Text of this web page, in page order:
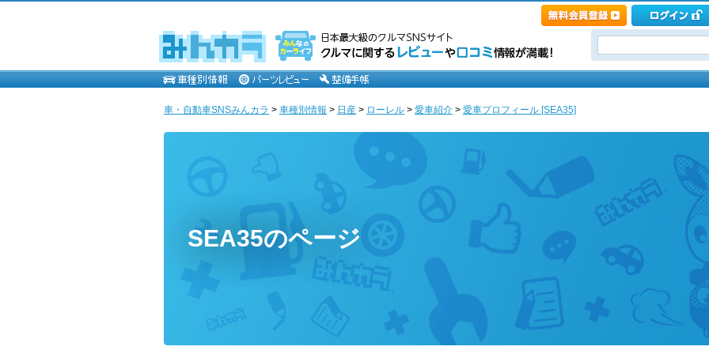
車・自動車SNSみんカラ > 車種別情報 > 日産 > ローレル > 愛車紹介 > 愛車プロフィール [SEA35]
SEA35のページ